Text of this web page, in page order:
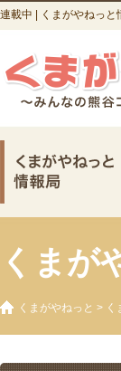
連載中 | くまがやねっと
くまが
くまがやねっと > く